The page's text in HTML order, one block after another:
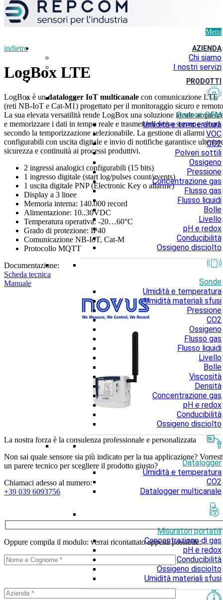
Menu
AZIENDA
Chi siamo
I nostri servizi
PRODOTTI
Sensori OEM
Umidità e temperatura
VOC
CO2
Polveri sottili
Ossigeno
Pressione
Concentrazione gas
Flusso gas
Flusso liquidi
Bolle
Livello
pH e redox
Conducibilità
Ossigeno disciolto
Sonde
Umidità e temperatura
Umidità materiali sfusi
Pressione
CO2
Ossigeno
Flusso gas
Flusso liquidi
Livello
Bolle
Viscosità
Densità
Concentrazione gas
pH e redox
Conducibilità
Ossigeno disciolto
Datalogger
Umidità e temperatura
CO2
Datalogger multicanale
Misuratori portatili
Concentrazione di gas
pH e redox
Conducibilità
Ossigeno disciolto
Umidità materiali sfusi
indietro
LogBox LTE
LogBox è undatalogger IoT multicanale con comunicazione LTE
(reti NB-IoT e Cat-M1) progettato per il monitoraggio sicuro e
La sua elevata versatilità rende LogBox una soluzione ideale
e memorizzare i dati in tempo reale e trasmetterli verso server e cloud
secondo la temporizzazione selezionabile. La gestione di allarmi
configurabili con uscita digitale e invio di notifiche garantisce
sicurezza e continuità ai processi produttivi.
2 ingressi analogici configurabili (15 bits)
1 ingresso digitale (start log/pulses count/events)
1 uscita digitale PNP (Electronic Key o allarme)
Display a 3 linee
Memoria interna: 140.000 record
Alimentazione: 10..30VDC
Temperatura operativa: -20…60°C
Grado di protezione: IP40
Comunicazione NB-IoT, Cat-M
Protocollo MQTT
Documentazione:
Scheda tecnica
Manuale
La nostra forza è la consulenza professionale e personalizzata
Non sai quale sensore sia più indicato per la tua applicazione?
un parere tecnico per scegliere il prodotto giusto?
Chiamaci adesso al numero:
+39 039 6093756
Oppure compila il modulo: verrai ricontattato appena possibile: